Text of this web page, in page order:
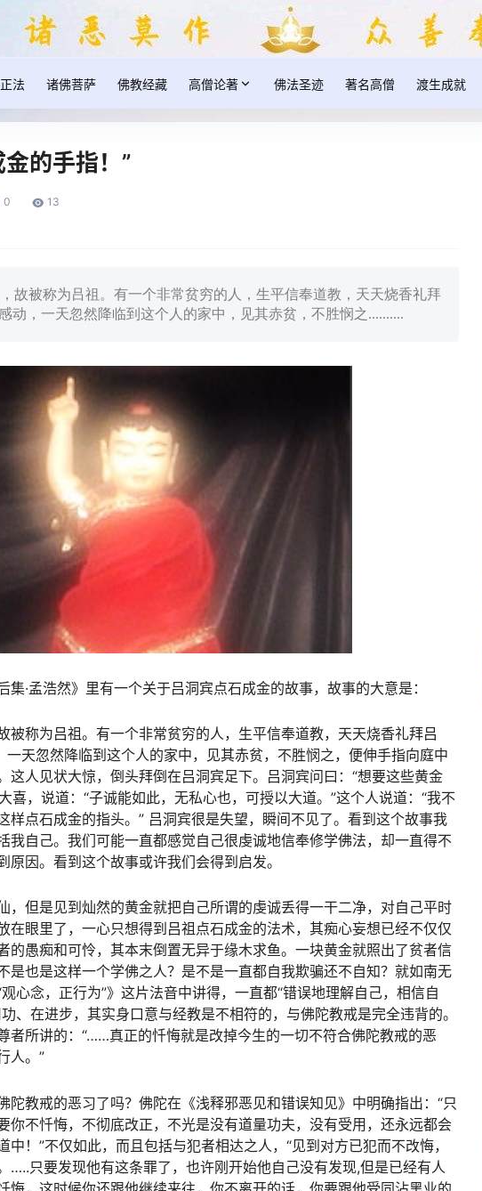
法 诸佛菩萨 佛教经藏 高僧论著 佛法圣迹 著名高僧 渡生成就
的手指！”
0 13
故被称为吕祖。有一个非常贫穷的人，生平信奉道教，天天烧香礼拜
动，一天忽然降临到这个人的家中，见其赤贫，不胜悯之..........
·孟浩然》里有一个关于吕洞宾点石成金的故事，故事的大意是：
被称为吕祖。有一个非常贫穷的人，生平信奉道教，天天烧香礼拜吕
一天忽然降临到这个人的家中，见其赤贫，不胜悯之，便伸手指向庭中
这人见状大惊，倒头拜倒在吕洞宾足下。吕洞宾问曰：“想要这些黄金
喜，说道：“子诚能如此，无私心也，可授以大道。”这个人说道：“我不
样点石成金的指头。” 吕洞宾很是失望，瞬间不见了。看到这个故事我
我自己。我们可能一直都感觉自己很虔诚地信奉修学佛法，却一直得不
因。看到这个故事或许我们会得到启发。
，但是见到灿然的黄金就把自己所谓的虔诚丢得一干二净，对自己平时
在眼里了，一心只想得到吕祖点石成金的法术，其痴心妄想已经不仅仅
的愚痴和可怜，其本末倒置无异于缘木求鱼。一块黄金就照出了贫者信
是也是这样一个学佛之人？是不是一直都自我欺骗还不自知？就如南无
心念，正行为”》这片法音中讲得，一直都“错误地理解自己，相信自
、在进步，其实身口意与经教是不相符的，与佛陀教戒是完全违背的。
者所讲的：“……真正的忏悔就是改掉今生的一切不符合佛陀教戒的恶
人。”
陀教戒的恶习了吗？佛陀在《浅释邪恶见和错误知见》中明确指出：“只
你不忏悔，不彻底改正，不光是没有道量功夫，没有受用，还永远都会
！”不仅如此，而且包括与犯者相达之人，“见到对方已犯而不改悔，
…..只要发现他有这条罪了，也许刚开始他自己没有发现,但是已经有人